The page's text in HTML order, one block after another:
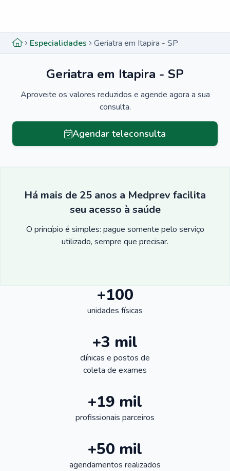
Especialidades Geriatra em Itapira - SP
Geriatra em Itapira - SP
Aproveite os valores reduzidos e agende agora a sua
consulta.
Agendar teleconsulta
Há mais de 25 anos a Medprev facilita
seu acesso à saúde
O princípio é simples: pague somente pelo serviço
utilizado, sempre que precisar.
+100
unidades físicas
+3 mil
clínicas e postos de
coleta de exames
+19 mil
profissionais parceiros
+50 mil
agendamentos realizados